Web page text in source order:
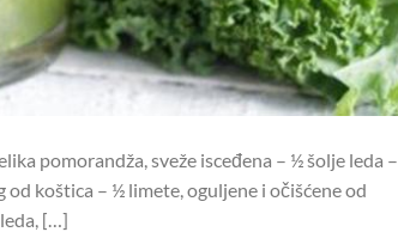
pomorandža, sveže isceđena – ½ šolje leda –
koštica – ½ limete, oguljene i očišćene od
[…]